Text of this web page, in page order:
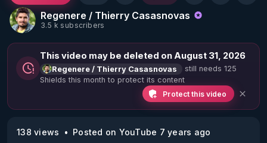
Regenere / Thierry Casasnovas
3.5 k subscribers
This video may be deleted on August 31, 2026
Regenere / Thierry Casasnovas
still needs 125
Shields this month to protect its content
Protect this video
138 views
Posted on YouTube 7 years ago